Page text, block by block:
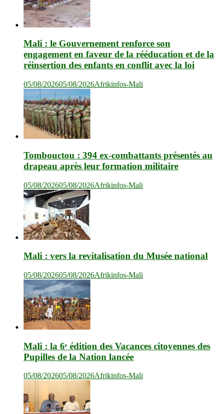
Mali : le Gouvernement renforce son
engagement en faveur de la rééducation et de la
réinsertion des enfants en conflit avec la loi
05/08/202605/08/2026Afrikinfos-Mali
Tombouctou : 394 ex-combattants présentés au
drapeau après leur formation militaire
05/08/202605/08/2026Afrikinfos-Mali
Mali : vers la revitalisation du Musée national
05/08/202605/08/2026Afrikinfos-Mali
Mali : la 6ᵉ édition des Vacances citoyennes des
Pupilles de la Nation lancée
05/08/202605/08/2026Afrikinfos-Mali